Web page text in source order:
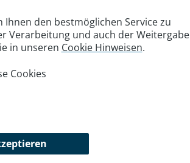
2941 m
den bestmöglichen Service zu
Verarbeitung und auch der Weitergabe
in unseren Cookie Hinweisen.
Cookies